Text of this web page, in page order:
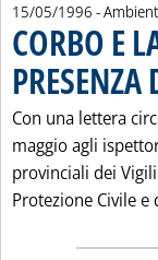
15/05/1996 -
CORBO E
Con una lettera
maggio agli
provinciali dei
Protezione Civile